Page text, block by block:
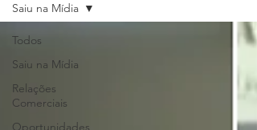
Todos
Saiu na Mídia
Relações
Comerciais
Oportunidades
Saiu na Mídia